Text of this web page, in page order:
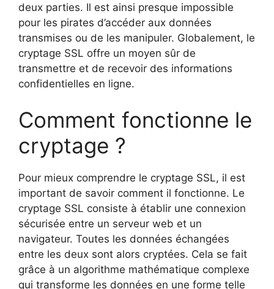
deux parties. Il est ainsi presque impossible
pour les pirates d’accéder aux données
transmises ou de les manipuler. Globalement, le
cryptage SSL offre un moyen sûr de
transmettre et de recevoir des informations
confidentielles en ligne.
Comment fonctionne le
cryptage ?
Pour mieux comprendre le cryptage SSL, il est
important de savoir comment il fonctionne. Le
cryptage SSL consiste à établir une connexion
sécurisée entre un serveur web et un
navigateur. Toutes les données échangées
entre les deux sont alors cryptées. Cela se fait
grâce à un algorithme mathématique complexe
qui transforme les données en une forme telle